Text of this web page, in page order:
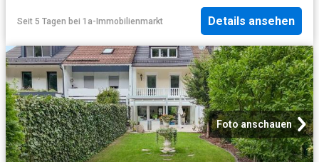
Seit 5 Tagen bei 1a-Immobilienmarkt Details ansehen
Foto anschauen